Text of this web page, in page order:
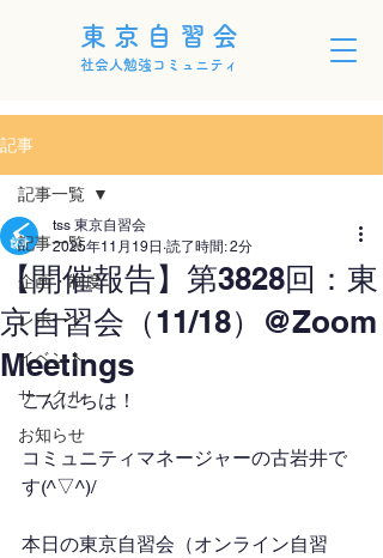
東京自習会
社会人勉強コミュニティ
記事
記事一覧
企画・制度
レポート
イベント
サークル
お知らせ
記事一覧
【開催報告】第3828回：東
京自習会（11/18）@Zoom
Meetings
tss 東京自習会
2025年11月19日 読了時間: 2分
こんにちは！
コミュニティマネージャーの古岩井で
す(^▽^)/
本日の東京自習会（オンライン自習